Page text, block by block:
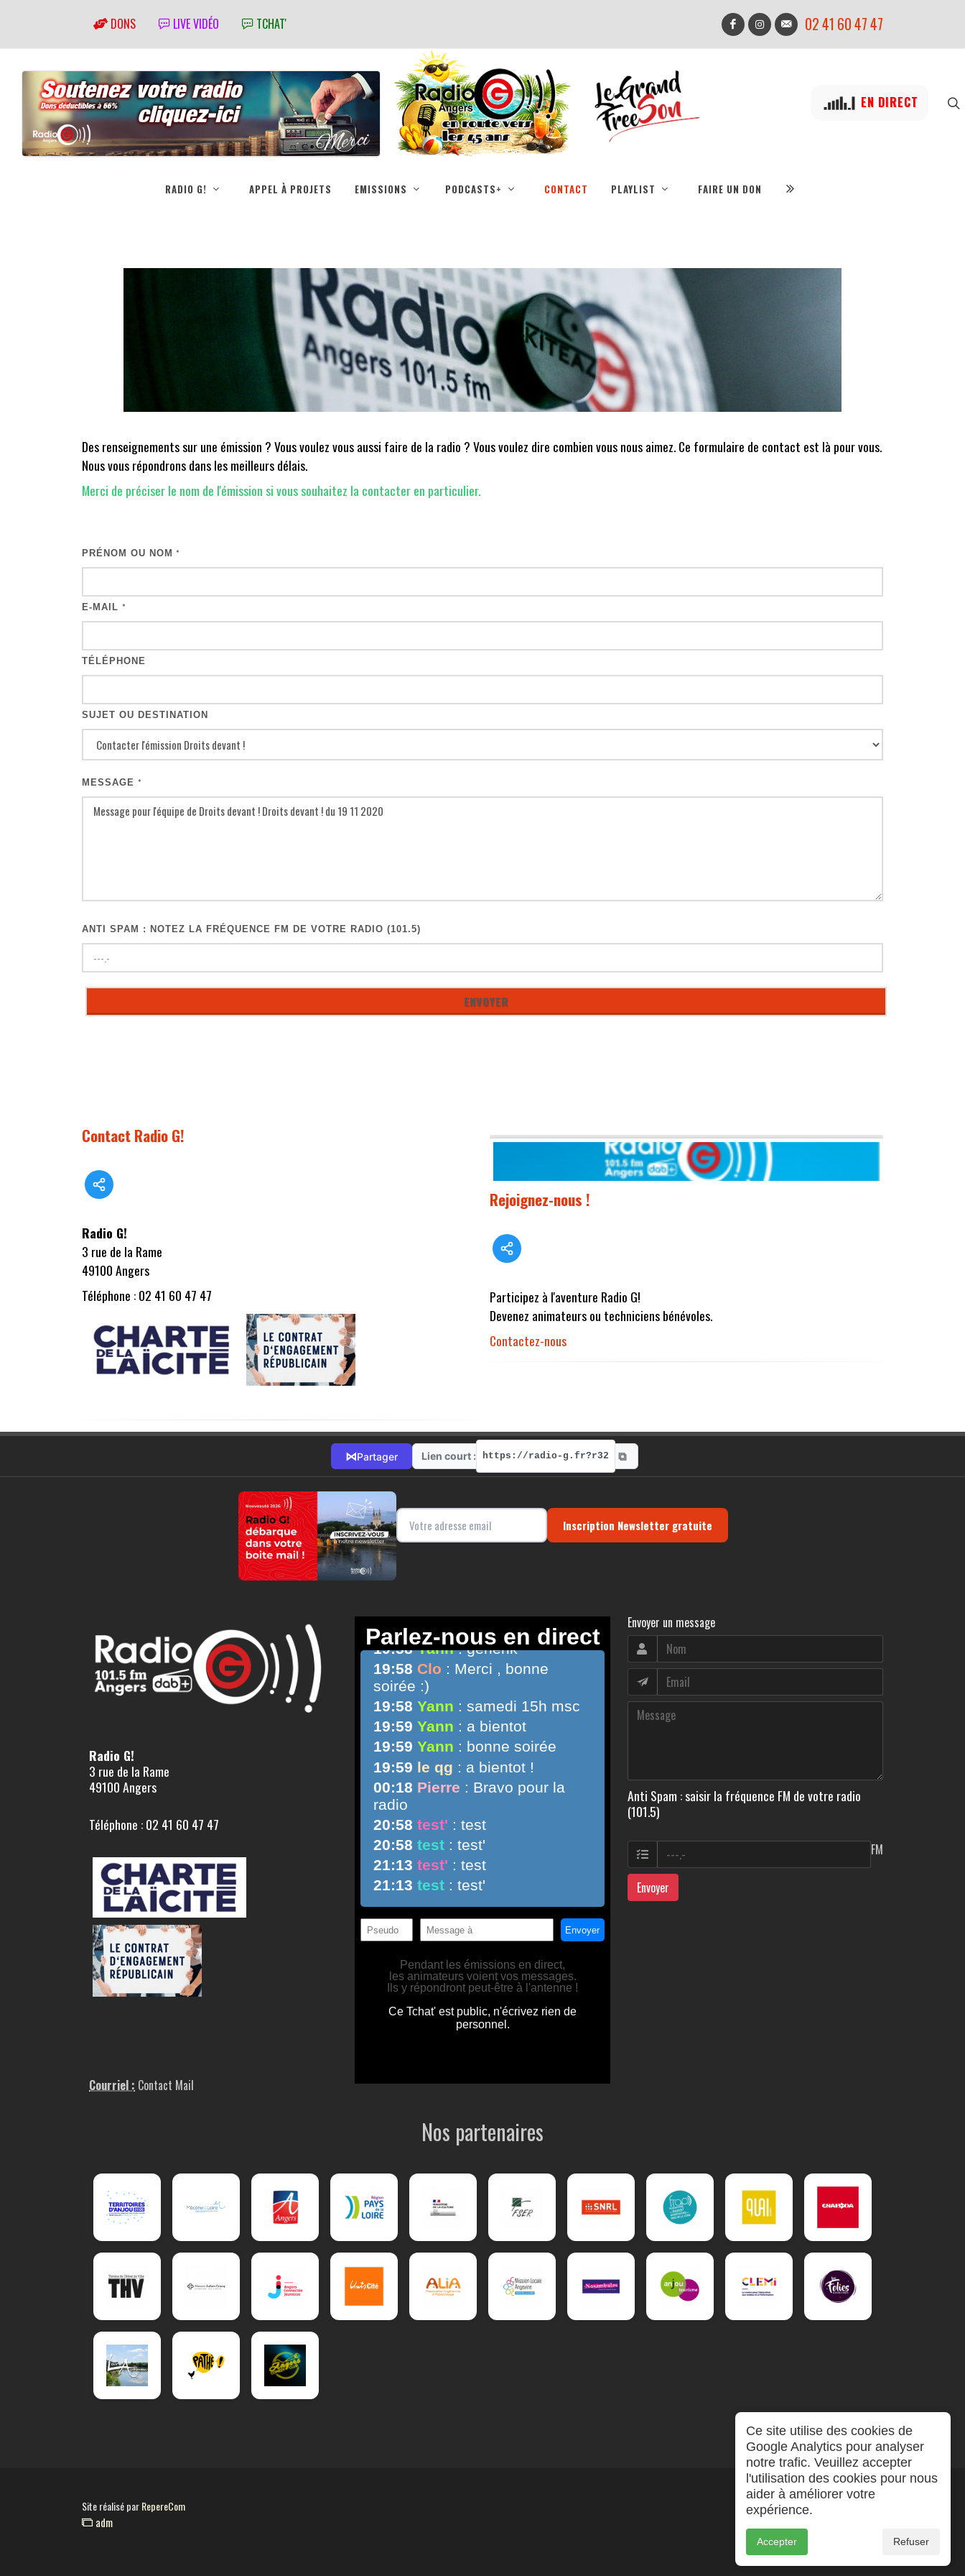
DONS LIVE VIDÉO TCHAT' 02 41 60 47 47
EN DIRECT
RADIO G! APPEL À PROJETS EMISSIONS PODCASTS+ CONTACT PLAYLIST FAIRE UN DON
Des renseignements sur une émission ? Vous voulez vous aussi faire de la radio ? Vous voulez dire combien vous nous aimez. Ce formulaire de contact est là pour vous.
Nous vous répondrons dans les meilleurs délais.
Merci de préciser le nom de l'émission si vous souhaitez la contacter en particulier.
PRÉNOM OU NOM *
E-MAIL *
TÉLÉPHONE
SUJET OU DESTINATION
MESSAGE *
ANTI SPAM : NOTEZ LA FRÉQUENCE FM DE VOTRE RADIO (101.5)
Contact Radio G!
Radio G!
3 rue de la Rame
49100 Angers
Téléphone : 02 41 60 47 47
Rejoignez-nous !
Participez à l'aventure Radio G!
Devenez animateurs ou techniciens bénévoles.
Contactez-nous
⋈Partager Lien court : https://radio-g.fr?r32 ⧉
Inscription Newsletter gratuite
Radio G!
3 rue de la Rame
49100 Angers
Téléphone : 02 41 60 47 47
Courriel : Contact Mail
Envoyer un message
Anti Spam : saisir la fréquence FM de votre radio
(101.5)
FM
Envoyer
Nos partenaires
Site réalisé parRepereCom
adm
Ce site utilise des cookies de
Google Analytics pour analyser
notre trafic. Veuillez accepter
l'utilisation des cookies pour nous
aider à améliorer votre
expérience.
Accepter Refuser